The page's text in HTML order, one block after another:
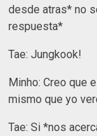
desde atras* no
respuesta*
Tae: Jungkook!
Minho: Creo que
mismo que yo
Tae: Si *nos